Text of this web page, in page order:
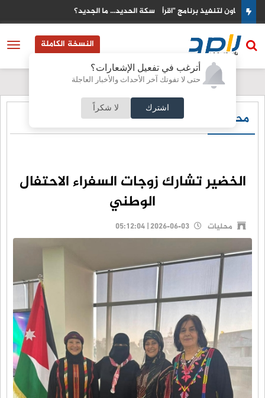
أترغب في تفعيل الإشعارات؟
حتى لا تفوتك آخر الأحداث والأخبار العاجلة
اشترك لا شكراً
سكة الحديد... ما الجديد؟
النسخة الكاملة
محليات
الخضير تشارك زوجات السفراء الاحتفال
الوطني
محليات